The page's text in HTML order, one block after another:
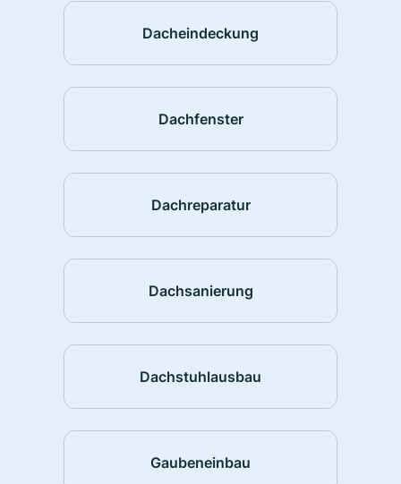
Dacheindeckung
Dachfenster
Dachreparatur
Dachsanierung
Dachstuhlausbau
Gaubeneinbau